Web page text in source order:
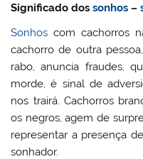
Significado dossonhos –
Sonhos com cachorros
cachorro de outra
rabo, anuncia fraudes,
morde, é sinal de
nos trairá. Cachorros
os negros, agem de
representar a presença
sonhador.